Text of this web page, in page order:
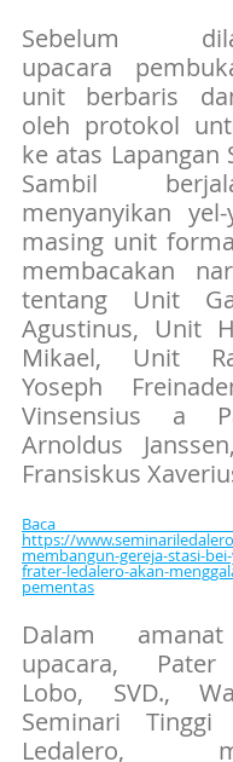
Sebelum
upacara
unit berbaris
oleh protokol
ke atas Lapangan
Sambil
menyanyikan
masing unit
membacakan
tentang Unit
Agustinus, Unit
Mikael, Unit
Yoseph
Vinsensius a
Arnoldus
Fransiskus
https://
membangun-gereja-stasi-
frater-ledalero-akan-
pementas
Dalam
upacara, Pater
Lobo, SVD.,
Seminari Tinggi
Ledalero,